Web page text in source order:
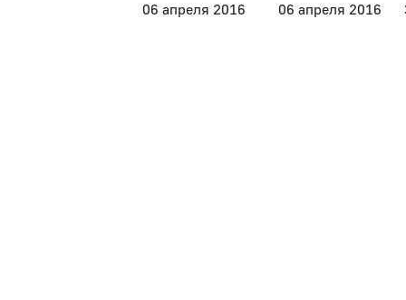
06 апреля 2016 06 апреля 2016